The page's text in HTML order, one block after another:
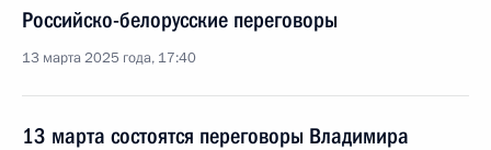
Российско-белорусские переговоры
13 марта 2025 года, 17:40
13 марта состоятся переговоры Владимира